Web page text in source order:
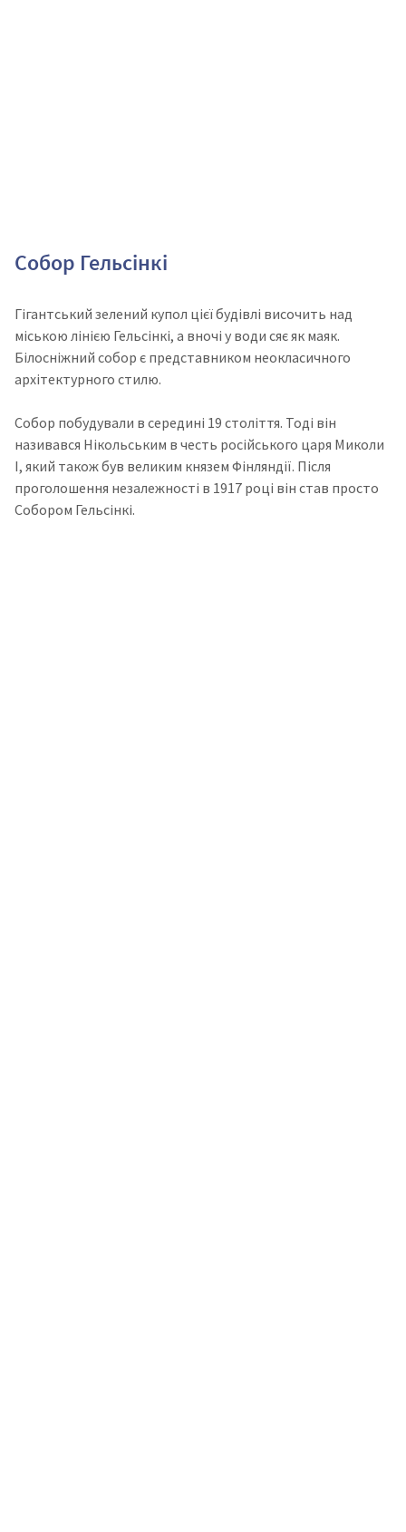
Собор Гельсінкі
Гігантський зелений купол цієї будівлі височить над
міською лінією Гельсінкі, а вночі у води сяє як маяк.
Білосніжний собор є представником неокласичного
архітектурного стилю.
Собор побудували в середині 19 століття. Тоді він
називався Нікольським в честь російського царя Миколи
I, який також був великим князем Фінляндії. Після
проголошення незалежності в 1917 році він став просто
Собором Гельсінкі.